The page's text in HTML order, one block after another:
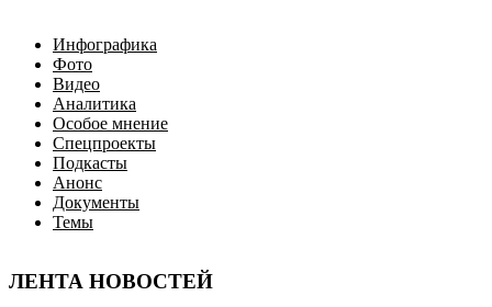
Инфографика
Фото
Видео
Аналитика
Особое мнение
Спецпроекты
Подкасты
Анонс
Документы
Темы
ЛЕНТА НОВОСТЕЙ